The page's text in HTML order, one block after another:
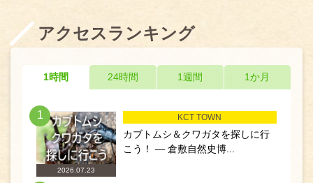
アクセスランキング
1時間 24時間 1週間 1か月
1
2026.07.23
KCT TOWN
カブトムシ＆クワガタを探しに行
こう！ ― 倉敷自然史博...